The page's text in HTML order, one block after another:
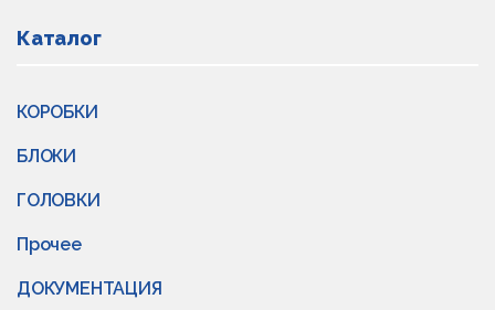
Каталог
КОРОБКИ
БЛОКИ
ГОЛОВКИ
Прочее
ДОКУМЕНТАЦИЯ